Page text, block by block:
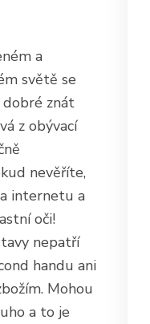
a
světě se
dobré znát
z obývací
nevěříte,
internetu a
oči!
nepatří
handu ani
Mohou
a to je